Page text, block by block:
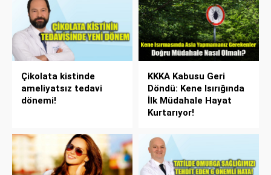
Çikolata kistinde
ameliyatsız tedavi
dönemi!
KKKA Kabusu Geri
Döndü: Kene Isırığında
İlk Müdahale Hayat
Kurtarıyor!